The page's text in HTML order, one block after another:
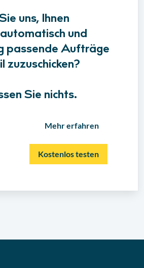
uns, Ihnen
und
passende Aufträge
zuzuschicken?
Sie nichts.
Mehr erfahren
Kostenlos testen